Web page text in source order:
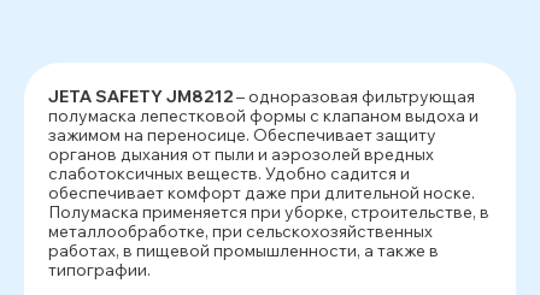
JETA SAFETY JM8212– одноразовая фильтрующая
полумаска лепестковой формы с клапаном выдоха и
зажимом на переносице. Обеспечивает защиту
органов дыхания от пыли и аэрозолей вредных
слаботоксичных веществ. Удобно садится и
обеспечивает комфорт даже при длительной носке.
Полумаска применяется при уборке, строительстве, в
металлообработке, при сельскохозяйственных
работах, в пищевой промышленности, а также в
типографии.